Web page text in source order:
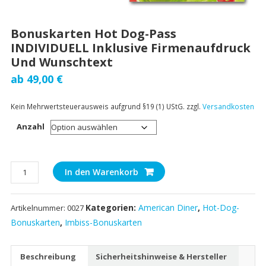
Bonuskarten Hot Dog-Pass
INDIVIDUELL Inklusive Firmenaufdruck
Und Wunschtext
ab 49,00 €
Kein Mehrwertsteuerausweis aufgrund §19 (1) UStG. zzgl. Versandkosten
Anzahl
Bonuskarten
Hot
Dog-
Pass
INDIVIDUELL
Firmenaufdruck
und
In den Warenkorb
Artikelnummer: 0027 Kategorien: American Diner, Hot-Dog-
Bonuskarten, Imbiss-Bonuskarten
Beschreibung Sicherheitshinweise & Hersteller